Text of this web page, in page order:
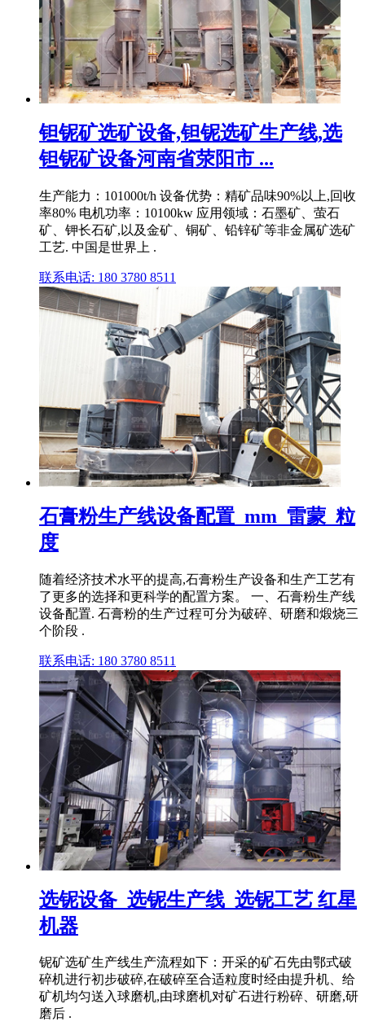
钽铌矿选矿设备,钽铌选矿生产线,选
钽铌矿设备河南省荥阳市 ...
生产能力：101000t/h 设备优势：精矿品味90%以上,回收
率80% 电机功率：10100kw 应用领域：石墨矿、萤石
矿、钾长石矿,以及金矿、铜矿、铅锌矿等非金属矿选矿
工艺. 中国是世界上 .
联系电话: 180 3780 8511
石膏粉生产线设备配置_mm_雷蒙_粒
度
随着经济技术水平的提高,石膏粉生产设备和生产工艺有
了更多的选择和更科学的配置方案。 一、石膏粉生产线
设备配置. 石膏粉的生产过程可分为破碎、研磨和煅烧三
个阶段 .
联系电话: 180 3780 8511
选铌设备_选铌生产线_选铌工艺 红星
机器
铌矿选矿生产线生产流程如下：开采的矿石先由鄂式破
碎机进行初步破碎,在破碎至合适粒度时经由提升机、给
矿机均匀送入球磨机,由球磨机对矿石进行粉碎、研磨,研
磨后 .